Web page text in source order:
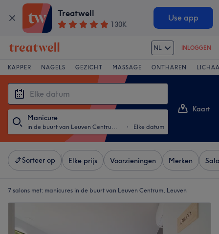
Treatwell
130K
Use app
NL INLOGGEN
KAPPER NAGELS GEZICHT MASSAGE ONTHAREN
Manicure
in de buurt van Leuven Centrum, Leuven ・ Elke datum
Kaart
Sorteer op Elke prijs Voorzieningen Merken
7 salons met: manicures in de buurt van Leuven Centrum, Leuven